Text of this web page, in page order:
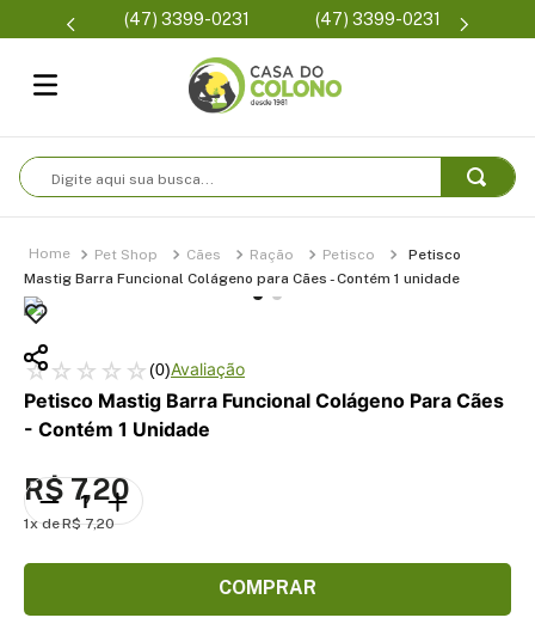
(47) 3399-0231 (47) 3399-0231
Digite aqui sua busca...
Pet Shop Cães Ração Petisco
Petisco
Mastig Barra Funcional Colágeno para Cães - Contém 1 unidade
☆☆ ☆ ☆ ☆(0)
Petisco Mastig Barra Funcional Colágeno Para Cães
- Contém 1 Unidade
R$7,20
1 R$ 7,20
COMPRAR